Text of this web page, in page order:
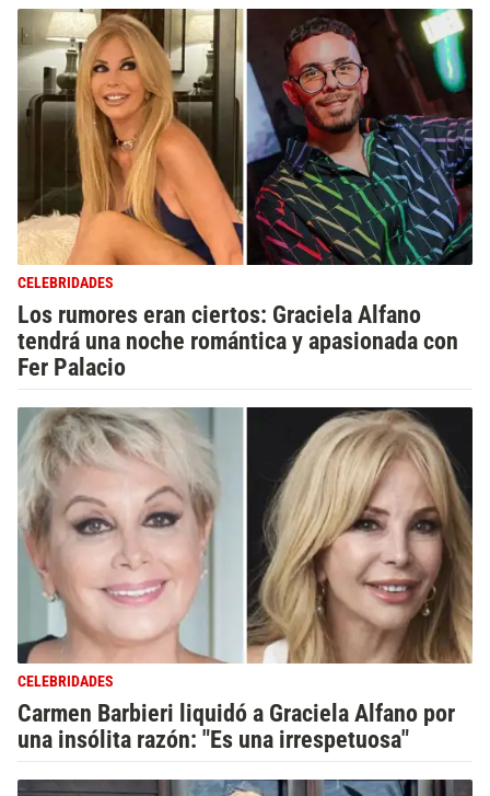
CELEBRIDADES
Los rumores eran ciertos: Graciela Alfano
tendrá una noche romántica y apasionada con
Fer Palacio
CELEBRIDADES
Carmen Barbieri liquidó a Graciela Alfano por
una insólita razón: "Es una irrespetuosa"